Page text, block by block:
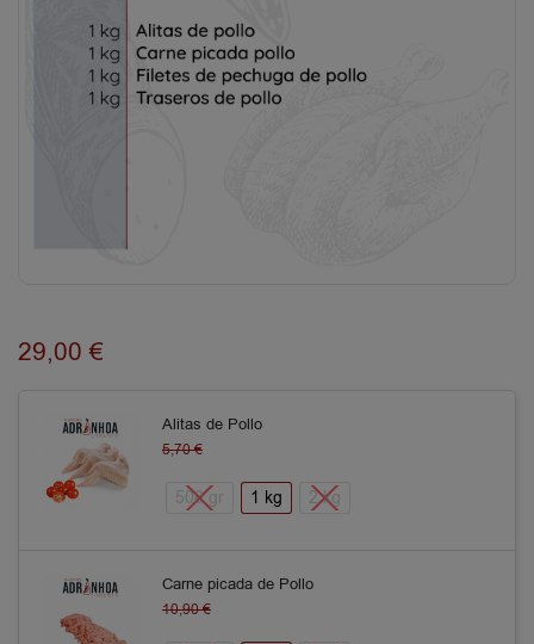
29,00 €
Alitas de Pollo
5,70€
500 gr 1 kg 2 kg
Carne picada de Pollo
10,90€